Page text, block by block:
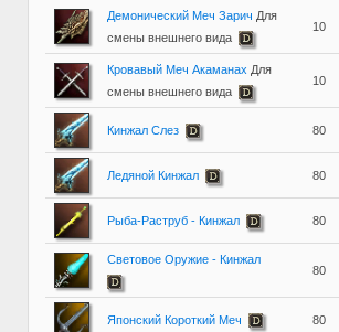
Демонический Меч Зарич Для
смены внешнего вида
10
Кровавый Меч Акаманах Для
смены внешнего вида
10
Кинжал Слез 80
Ледяной Кинжал 80
Рыба-Раструб - Кинжал 80
Световое Оружие - Кинжал
80
Японский Короткий Меч 80